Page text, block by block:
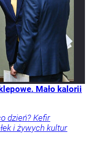
Mało kalorii
dzień? Kefir
i żywych kultur